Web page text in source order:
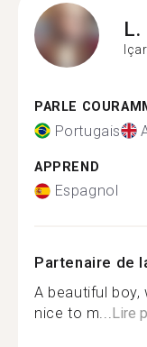
L.
PARLE
Portugais
APPREND
Espagnol
Partenaire de
A beautiful boy,
nice to m...Lire